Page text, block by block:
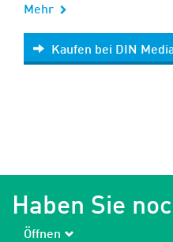
Mehr
Kaufen bei DIN Media
Kaufen bei DIN
Haben Sie
Öffnen